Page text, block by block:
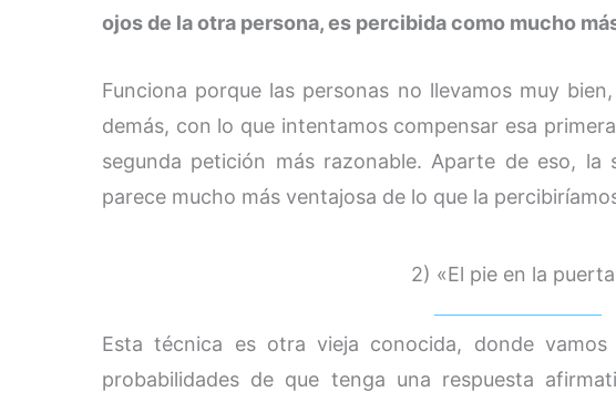
ojos de la otra persona, es percibida como mucho
Funciona porque las personas no llevamos muy
demás, con lo que intentamos compensar esa
segunda petición más razonable. Aparte de eso, la
parece mucho más ventajosa de lo que la
2) «El pie en la
Esta técnica es otra vieja conocida, donde
probabilidades de que tenga una respuesta